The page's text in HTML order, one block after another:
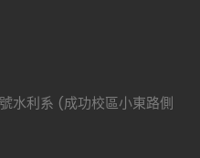
水利系 (成功校區小東路側